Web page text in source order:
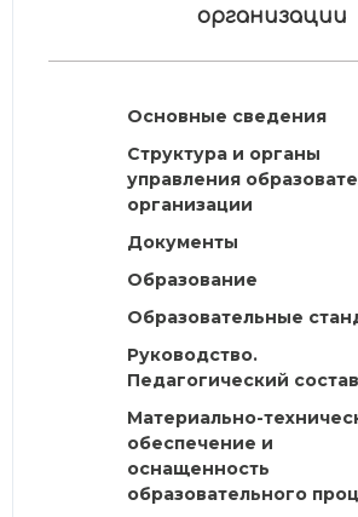
организации
Основные сведения
Структура и органы
управления
организации
Документы
Образование
Образовательные
Руководство.
Педагогический состав
Материально-
обеспечение и
оснащенность
образовательного